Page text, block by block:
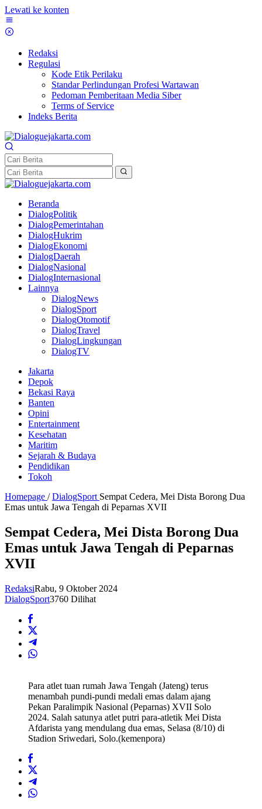
Lewati ke konten
Redaksi
Regulasi
Kode Etik Perilaku
Standar Perlindungan Profesi Wartawan
Pedoman Pemberitaan Media Siber
Terms of Service
Indeks Berita
Beranda
DialogPolitik
DialogPemerintahan
DialogHukrim
DialogEkonomi
DialogDaerah
DialogNasional
DialogInternasional
Lainnya
DialogNews
DialogSport
DialogOtomotif
DialogTravel
DialogLingkungan
DialogTV
Jakarta
Depok
Bekasi Raya
Banten
Opini
Entertainment
Kesehatan
Maritim
Sejarah & Budaya
Pendidikan
Tokoh
Homepage / DialogSport Sempat Cedera, Mei Dista Borong Dua
Emas untuk Jawa Tengah di Peparnas XVII
Sempat Cedera, Mei Dista Borong Dua
Emas untuk Jawa Tengah di Peparnas
XVII
RedaksiRabu, 9 Oktober 2024
DialogSport3760 Dilihat
Para atlet tuan rumah Jawa Tengah (Jateng) terus
menambah pundi-pundi medali emas dalam ajang
Pekan Paralimpik Nasional (Peparnas) XVII Solo
2024. Salah satunya atlet putri para-atletik Mei Dista
Afdarista yang mendulang dua emas, Selasa (8/10) di
Stadion Sriwedari, Solo.(kemenpora)